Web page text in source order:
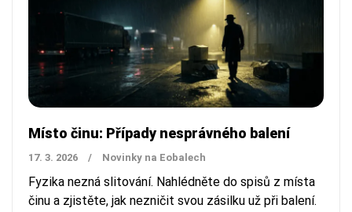
Místo činu: Případy nesprávného balení
17. 3. 2026 / Novinky na Eobalech
Fyzika nezná slitování. Nahlédněte do spisů z místa
činu a zjistěte, jak nezničit svou zásilku už při balení.